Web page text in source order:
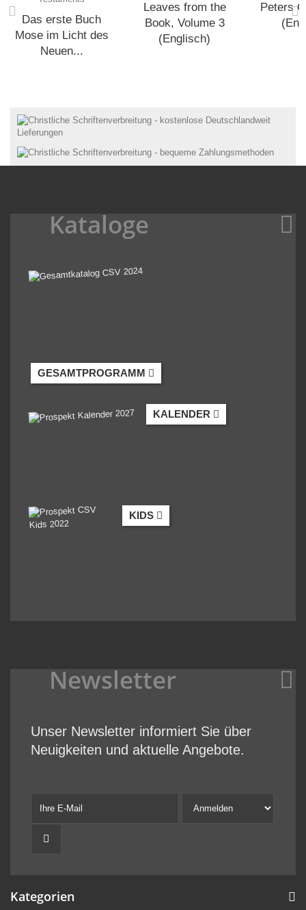
Das erste Buch
Mose im Licht des
Neuen...
Leaves from the
Book, Volume 3
(Englisch)
Peters
Kataloge
GESAMTPROGRAMM
KALENDER
KIDS
Newsletter
Unser Newsletter informiert Sie über
Neuigkeiten und aktuelle Angebote.
Kategorien